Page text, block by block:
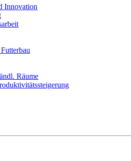
Innovation
Räume